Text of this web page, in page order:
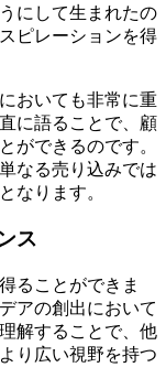
にして生まれたの
ピレーションを得
おいても非常に重
に語ることで、顧
ができるのです。
なる売り込みでは
なります。
ス
ることができま
アの創出において
解することで、他
り広い視野を持つ